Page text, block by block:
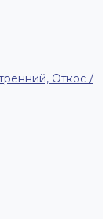
Откос /